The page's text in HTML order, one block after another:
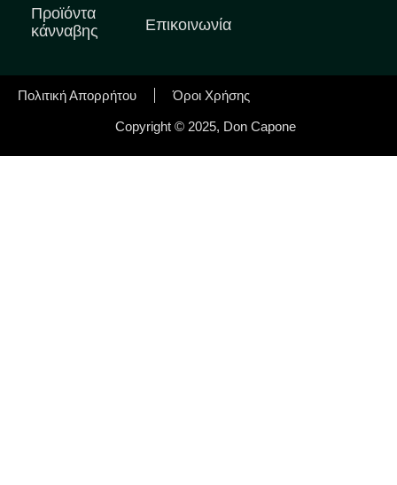
Προϊόντα
κάνναβης
Επικοινωνία
Copyright © 2025, Don Capone
Πολιτική Απορρήτου Όροι Χρήσης